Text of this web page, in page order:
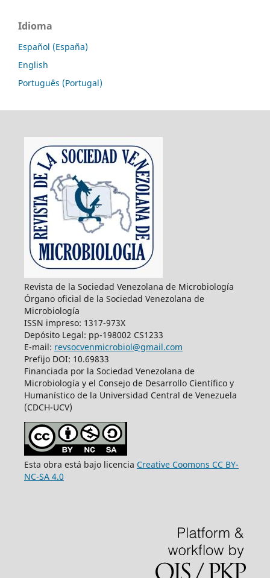
Idioma
Español (España)
English
Português (Portugal)
Revista de la Sociedad Venezolana de Microbiología
Órgano oficial de la Sociedad Venezolana de
Microbiología
ISSN impreso: 1317-973X
Depósito Legal: pp-198002 CS1233
E-mail: revsocvenmicrobiol@gmail.com
Prefijo DOI: 10.69833
Financiada por la Sociedad Venezolana de
Microbiología y el Consejo de Desarrollo Científico y
Humanístico de la Universidad Central de Venezuela
(CDCH-UCV)
Esta obra está bajo licencia Creative Coomons CC BY-
NC-SA 4.0